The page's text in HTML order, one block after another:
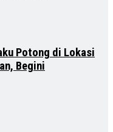
Potong di Lokasi
Begini